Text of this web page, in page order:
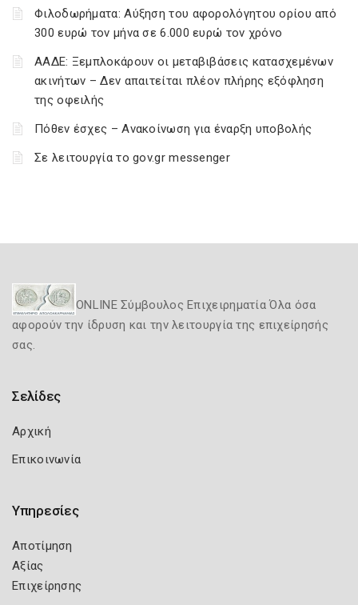
Φιλοδωρήματα: Αύξηση του αφορολόγητου ορίου από
300 ευρώ τον μήνα σε 6.000 ευρώ τον χρόνο
ΑΑΔΕ: Ξεμπλοκάρουν οι μεταβιβάσεις κατασχεμένων
ακινήτων – Δεν απαιτείται πλέον πλήρης εξόφληση
της οφειλής
Πόθεν έσχες – Ανακοίνωση για έναρξη υποβολής
Σε λειτουργία το gov.gr messenger
ONLINE Σύμβουλος Επιχειρηματία Όλα όσα
αφορούν την ίδρυση και την λειτουργία της επιχείρησής
σας.
Σελίδες
Αρχική
Επικοινωνία
Υπηρεσίες
Αποτίμηση
Αξίας
Επιχείρησης